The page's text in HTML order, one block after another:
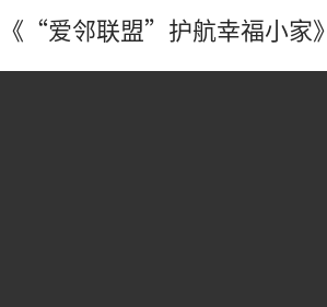
《“爱邻联盟”护航幸福小家》